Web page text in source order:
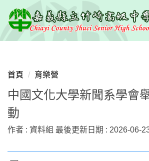
到
主
要
區
首頁 育樂營
中國文化大學新聞系學會
動
作者 : 資料組 最後更新日期 : 2026-06-